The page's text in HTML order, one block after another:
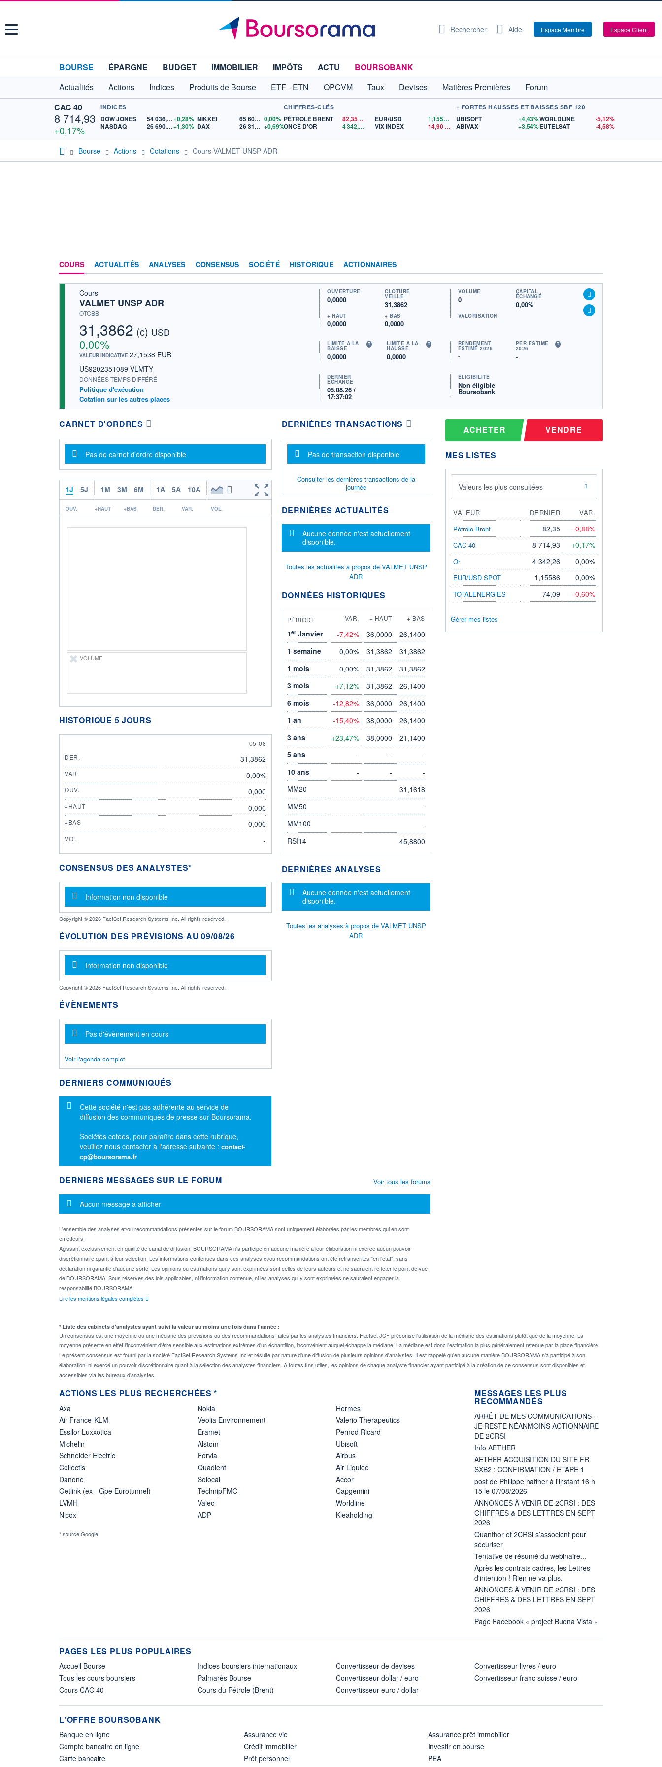
Menu Rechercher Aide Espace Membre Espace Client
BOURSE ÉPARGNE BUDGET IMMOBILIER IMPÔTS ACTU
BOURSOBANK
Actualités
Actions Indices Produits de Bourse ETF - ETN OPCVM Taux Devises Matières Premières
Forum
CAC 40
8 714,93
+0,17%
INDICES
DOW JONES
54 036,93+0,28%
NASDAQ
26 690,62+1,30%
NIKKEI 65 606,71 0,00%
DAX
26 319,45 +0,69%
CHIFFRES-CLÉS
PÉTROLE BRENT
82,35$US
ONCE D'OR
4 342,26 $US
EUR/USD 1,1559$US
VIX INDEX
14,90
+ FORTES HAUSSES ET BAISSES SBF 120
UBISOFT
+4,43%
ABIVAX
+3,54%
WORLDLINE
-5,12%
EUTELSAT
-4,58%
Bourse Actions Cotations Cours VALMET UNSP ADR
COURS ACTUALITÉS ANALYSES CONSENSUS SOCIÉTÉ HISTORIQUE ACTIONNAIRES
Cours
VALMET UNSP ADR
OTCBB
31,3862 (c) USD
0,00%
VALEUR INDICATIVE 27,1538 EUR
US9202351089 VLMTY
DONNÉES TEMPS DIFFÉRÉ
Politique d'exécution
Cotation sur les autres places
OUVERTURE
0,0000
CLÔTURE
VEILLE
31,3862
+ HAUT
0,0000
+ BAS
0,0000
VOLUME
0
CAPITAL
ÉCHANGÉ
0,00%
VALORISATION
LIMITE À LA
BAISSE
0,0000
LIMITE À LA
HAUSSE
0,0000
RENDEMENT
ESTIMÉ 2026
-
PER ESTIMÉ
2026
-
DERNIER
ÉCHANGE
05.08.26 /
17:37:02
ÉLIGIBILITÉ
Non éligible
Boursobank
CARNET D'ORDRES
Message d'information
Pas de carnet d'ordre disponible
1J 5J 1M 3M 6M 1A 5A 10A
OUV. +HAUT +BAS DER. VAR. VOL.
VOLUME
HISTORIQUE 5 JOURS
5 AUGUST
05-08
DER.
31,3862
VAR. 0,00%
OUV. 0,000
+HAUT 0,000
+BAS 0,000
VOL. -
CONSENSUS DES ANALYSTES*
Message d'information
Information non disponible
Copyright © 2026 FactSet Research Systems Inc. All rights reserved.
ÉVOLUTION DES PRÉVISIONS AU 09/08/26
Message d'information
Information non disponible
Copyright © 2026 FactSet Research Systems Inc. All rights reserved.
ÉVÈNEMENTS
Message d'information
Pas d'évènement en cours
Voir l'agenda complet
DERNIERS COMMUNIQUÉS
Message d'information
Cette société n'est pas adhérente au service de
diffusion des communiqués de presse sur Boursorama.
Sociétés cotées, pour paraître dans cette rubrique,
veuillez nous contacter à l'adresse suivante : contact-
cp@boursorama.fr
DERNIÈRES TRANSACTIONS
Message d'information
Pas de transaction disponible
Consulter les dernières transactions de la
journée
DERNIÈRES ACTUALITÉS
Message d'information
Aucune donnée n'est actuellement
disponible.
Toutes les actualités à propos de VALMET UNSP
ADR
DONNÉES HISTORIQUES
PÉRIODE VAR. + HAUT + BAS
1erJanvier -7,42% 36,0000
26,1400
1 semaine
0,00% 31,3862
31,3862
1 mois
0,00% 31,3862
31,3862
3 mois
+7,12% 31,3862
26,1400
6 mois
-12,82% 36,0000
26,1400
1 an
-15,40% 38,0000
26,1400
3 ans
+23,47% 38,0000
21,1400
5 ans
- -
-
10 ans
- -
-
MM20
31,1618
MM50
-
MM100
-
RSI14
45,8800
DERNIÈRES ANALYSES
Message d'information
Aucune donnée n'est actuellement
disponible.
Toutes les analyses à propos de VALMET UNSP
ADR
DERNIERS MESSAGES SUR LE FORUM
Message d'information
Aucun message à afficher
L'ensemble des analyses et/ou recommandations présentes sur le forum BOURSORAMA sont uniquement élaborées par les membres qui en sont
émetteurs.
Agissant exclusivement en qualité de canal de diffusion, BOURSORAMA n'a participé en aucune manière à leur élaboration ni exercé aucun pouvoir
discrétionnaire quant à leur sélection. Les informations contenues dans ces analyses et/ou recommandations ont été retranscrites "en l'état", sans
déclaration ni garantie d'aucune sorte. Les opinions ou estimations qui y sont exprimées sont celles de leurs auteurs et ne sauraient refléter le point de vue
de BOURSORAMA. Sous réserves des lois applicables, ni l'information contenue, ni les analyses qui y sont exprimées ne sauraient engager la
responsabilité BOURSORAMA.
Lire les mentions légales complètes
Voir tous les forums
ACHETER VENDRE
MES LISTES
Valeurs les plus consultées
VALEUR DERNIER
VAR.
Pétrole Brent
82,35 -0,88%
CAC 40 8 714,93 +0,17%
Or 4 342,26 0,00%
EUR/USD SPOT 1,15586 0,00%
TOTALENERGIES 74,09 -0,60%
Gérer mes listes
* Liste des cabinets d'analystes ayant suivi la valeur au moins une fois dans l'année :
Un consensus est une moyenne ou une médiane des prévisions ou des recommandations faites par les analystes financiers. Factset JCF préconise l'utilisation de la médiane des estimations plutôt que de la moyenne. La
moyenne présente en effet l'inconvénient d'être sensible aux estimations extrêmes d'un échantillon, inconvénient auquel échappe la médiane. La médiane est donc l'estimation la plus généralement retenue par la place financière.
Le présent consensus est fourni par la société FactSet Research Systems Inc et résulte par nature d'une diffusion de plusieurs opinions d'analystes. Il est rappelé qu'en aucune manière BOURSORAMA n'a participé à son
élaboration, ni exercé un pouvoir discrétionnaire quant à la sélection des analystes financiers. A toutes fins utiles, les opinions de chaque analyste financier ayant participé à la création de ce consensus sont disponibles et
accessibles via les bureaux d'analystes.
ACTIONS LES PLUS RECHERCHÉES *
Axa
Air France-KLM
Essilor Luxxotica
Michelin
Schneider Electric
Cellectis
Danone
Getlink (ex - Gpe Eurotunnel)
LVMH
Nicox
Nokia
Veolia Environnement
Eramet
Alstom
Forvia
Quadient
Solocal
TechnipFMC
Valeo
ADP
Hermes
Valerio Therapeutics
Pernod Ricard
Ubisoft
Airbus
Air Liquide
Accor
Capgemini
Worldline
Kleaholding
* source Google
MESSAGES LES PLUS
RECOMMANDÉS
ARRÊT DE MES COMMUNICATIONS -
JE RESTE NÉANMOINS ACTIONNAIRE
DE 2CRSI
Info AETHER
AETHER ACQUISITION DU SITE FR
SXB2 : CONFIRMATION / ETAPE 1
post de Philippe haffner à l'instant 16 h
15 le 07/08/2026
ANNONCES À VENIR DE 2CRSI : DES
CHIFFRES & DES LETTRES EN SEPT
2026
Quanthor et 2CRSi s’associent pour
sécuriser
Tentative de résumé du webinaire...
Après les contrats cadres, les Lettres
d'intention ! Rien ne va plus.
ANNONCES À VENIR DE 2CRSI : DES
CHIFFRES & DES LETTRES EN SEPT
2026
Page Facebook « project Buena Vista »
PAGES LES PLUS POPULAIRES
Accueil Bourse
Tous les cours boursiers
Cours CAC 40
Indices boursiers internationaux
Palmarès Bourse
Cours du Pétrole (Brent)
Convertisseur de devises
Convertisseur dollar / euro
Convertisseur euro / dollar
Convertisseur livres / euro
Convertisseur franc suisse / euro
L'OFFRE BOURSOBANK
Banque en ligne
Compte bancaire en ligne
Carte bancaire
Assurance vie
Crédit immobilier
Prêt personnel
Assurance prêt immobilier
Investir en bourse
PEA